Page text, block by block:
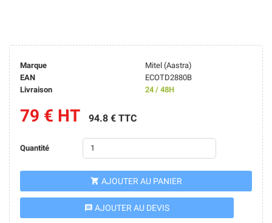
Marque
Mitel (Aastra)
EAN
ECOTD2880B
Livraison
24 / 48H
79 € HT 94.8 € TTC
Quantité
 AJOUTER AU PANIER
message AJOUTER AU DEVIS